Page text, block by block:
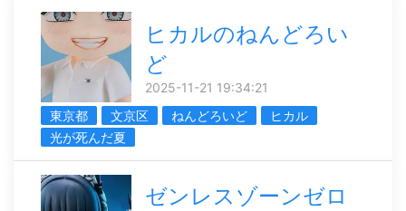
ヒカルのねんどろい
ど
2025-11-21 19:34:21
東京都
文京区 ねんどろいど
ヒカル
光が死んだ夏
ゼンレスゾーンゼロ